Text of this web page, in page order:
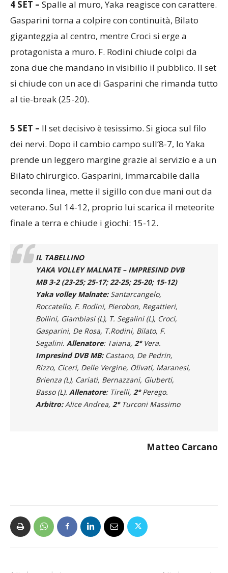
Spalle al muro, Yaka reagisce con carattere.
Gasparini torna a colpire con continuità, Bilato
giganteggia al centro, mentre Croci si erge a
protagonista a muro. F. Rodini chiude colpi da
zona due che mandano in visibilio il pubblico. Il set
si chiude con un ace di Gasparini che rimanda tutto
Il set decisivo è tesissimo. Si gioca sul filo
dei nervi. Dopo il cambio campo sull’8-7, lo Yaka
prende un leggero margine grazie al servizio e a un
Bilato chirurgico. Gasparini, immarcabile dalla
seconda linea, mette il sigillo con due mani out da
veterano. Sul 14-12, proprio lui scarica il meteorite
finale a terra e chiude i giochi: 15-12.
IL TABELLINO
YAKA VOLLEY MALNATE – IMPRESIND DVB
MB 3-2 (23-25; 25-17; 22-25; 25-20; 15-12)
Yaka volley Malnate:Santarcangelo,
Roccatello, F. Rodini, Pierobon, Regattieri,
Bollini, Giambiasi (L), T. Segalini (L), Croci,
Gasparini, De Rosa, T.Rodini, Bilato, F.
Segalini.Allenatore: Taiana, 2°Vera.
Impresind DVB MB:Castano, De Pedrin,
Rizzo, Ciceri, Delle Vergine, Olivati, Maranesi,
Brienza (L), Cariati, Bernazzani, Giuberti,
Basso (L).Allenatore: Tirelli,2°Perego.